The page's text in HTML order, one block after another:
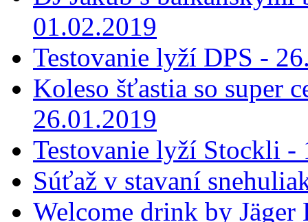
01.02.2019
Testovanie lyží DPS -
Koleso šťastia so super
26.01.2019
Testovanie lyží Stockli -
Súťaž v stavaní
Welcome drink by Jäger